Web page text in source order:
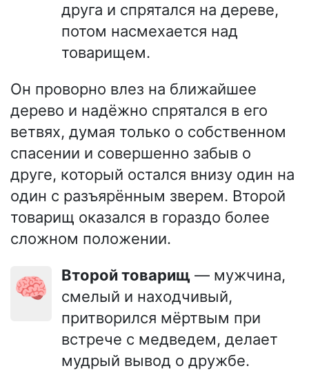
друга и спрятался на дереве,
потом насмехается над
товарищем.
Он проворно влез на ближайшее
дерево и надёжно спрятался в его
ветвях, думая только о собственном
спасении и совершенно забыв о
друге, который остался внизу один на
один с разъярённым зверем. Второй
товарищ оказался в гораздо более
сложном положении.
🧠 Второй товарищ — мужчина,
смелый и находчивый,
притворился мёртвым при
встрече с медведем, делает
мудрый вывод о дружбе.